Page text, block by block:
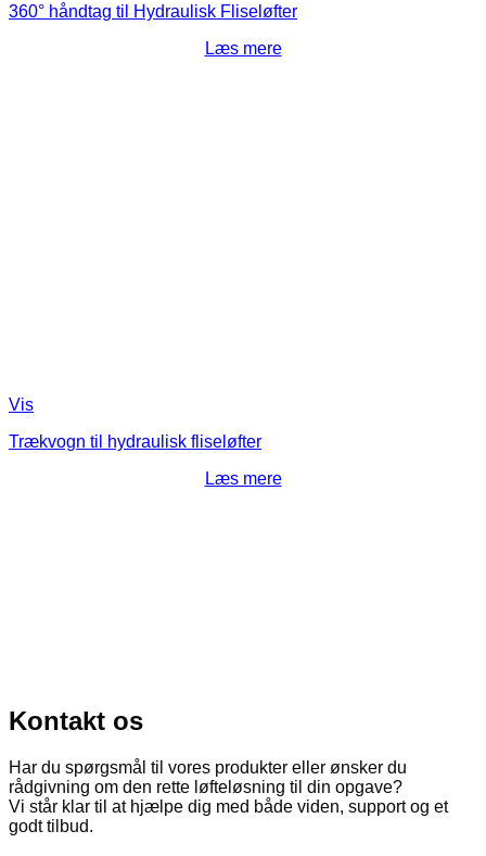
360° håndtag til Hydraulisk Fliseløfter
Læs mere
Vis
Trækvogn til hydraulisk fliseløfter
Læs mere
Kontakt os
Har du spørgsmål til vores produkter eller ønsker du
rådgivning om den rette løfteløsning til din opgave?
Vi står klar til at hjælpe dig med både viden, support og et
godt tilbud.